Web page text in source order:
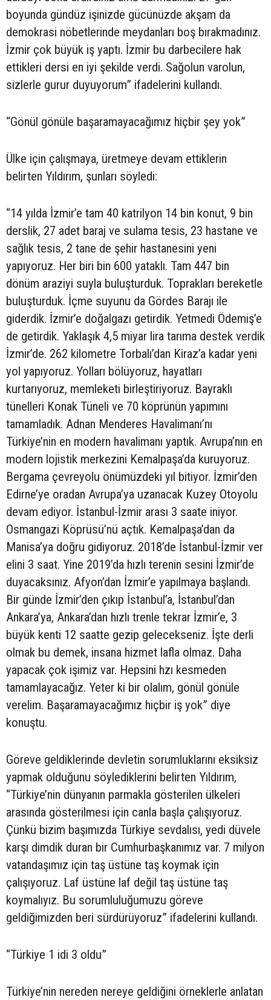
boyunda gündüz işinizde gücünüzde akşam da
demokrasi nöbetlerinde meydanları boş bırakmadınız.
İzmir çok büyük iş yaptı. İzmir bu darbecilere hak
ettikleri dersi en iyi şekilde verdi. Sağolun varolun,
sizlerle gurur duyuyorum” ifadelerini kullandı.
“Gönül gönüle başaramayacağımız hiçbir şey yok”
Ülke için çalışmaya, üretmeye devam ettiklerin
belirten Yıldırım, şunları söyledi:
“14 yılda İzmir’e tam 40 katrilyon 14 bin konut, 9 bin
derslik, 27 adet baraj ve sulama tesis, 23 hastane ve
sağlık tesis, 2 tane de şehir hastanesini yeni
yapıyoruz. Her biri bin 600 yataklı. Tam 447 bin
dönüm araziyi suyla buluşturduk. Toprakları bereketle
buluşturduk. İçme suyunu da Gördes Barajı ile
giderdik. İzmir’e doğalgazı getirdik. Yetmedi Ödemiş’e
de getirdik. Yaklaşık 4,5 miyar lira tarıma destek verdik
İzmir’de. 262 kilometre Torbalı’dan Kiraz’a kadar yeni
yol yapıyoruz. Yolları bölüyoruz, hayatları
kurtarıyoruz, memleketi birleştiriyoruz. Bayraklı
tünelleri Konak Tüneli ve 70 köprünün yapımını
tamamladık. Adnan Menderes Havalimanı’nı
Türkiye’nin en modern havalimanı yaptık. Avrupa’nın en
modern lojistik merkezini Kemalpaşa’da kuruyoruz.
Bergama çevreyolu önümüzdeki yıl bitiyor. İzmir’den
Edirne’ye oradan Avrupa’ya uzanacak Kuzey Otoyolu
devam ediyor. İstanbul-İzmir arası 3 saate iniyor.
Osmangazi Köprüsü’nü açtık. Kemalpaşa’dan da
Manisa’ya doğru gidiyoruz. 2018’de İstanbul-İzmir ver
elini 3 saat. Yine 2019’da hızlı terenin sesini İzmir’de
duyacaksınız. Afyon’dan İzmir’e yapılmaya başlandı.
Bir günde İzmir’den çıkıp İstanbul’a, İstanbul’dan
Ankara’ya, Ankara’dan hızlı trenle tekrar İzmir’e, 3
büyük kenti 12 saatte gezip gelecekseniz. İşte derli
olmak bu demek, insana hizmet lafla olmaz. Daha
yapacak çok işimiz var. Hepsini hzı kesmeden
tamamlayacağız. Yeter ki bir olalım, gönül gönüle
verelim. Başaramayacağımız hiçbir iş yok” diye
konuştu.
Göreve geldiklerinde devletin sorumluklarını eksiksiz
yapmak olduğunu söylediklerini belirten Yıldırım,
“Türkiye’nin dünyanın parmakla gösterilen ülkeleri
arasında gösterilmesi için canla başla çalışıyoruz.
Çünkü bizim başımızda Türkiye sevdalısı, yedi düvele
karşı dimdik duran bir Cumhurbaşkanımız var. 7 milyon
vatandaşımız için taş üstüne taş koymak için
çalışıyoruz. Laf üstüne laf değil taş üstüne taş
koymalıyız. Bu sorumluluğumuzu göreve
geldiğimizden beri sürdürüyoruz” ifadelerini kullandı.
“Türkiye 1 idi 3 oldu”
Türkiye’nin nereden nereye geldiğini örneklerle anlatan